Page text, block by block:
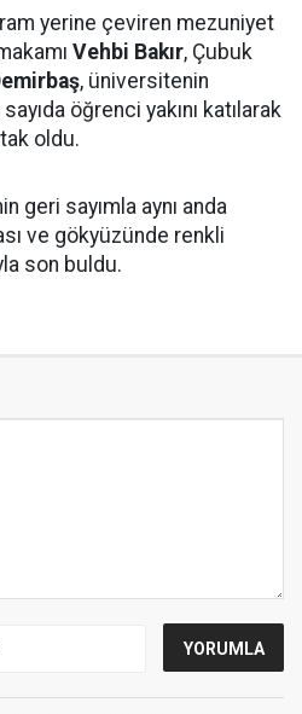
yerine çeviren mezuniyet
Vehbi Bakır, Çubuk
, üniversitenin
öğrenci yakını katılarak
oldu.
geri sayımla aynı anda
ve gökyüzünde renkli
son buldu.